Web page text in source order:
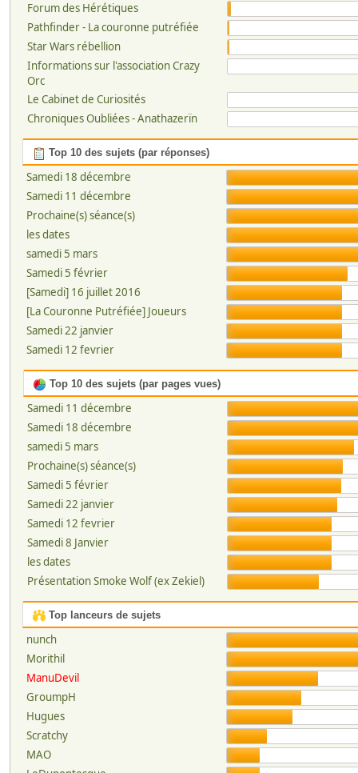
Forum des Hérétiques
Pathfinder - La couronne putréfiée
Star Wars rébellion
Informations sur l'association Crazy
Orc
Le Cabinet de Curiosités
Chroniques Oubliées - Anathazerïn
Top 10 des sujets (par réponses)
Samedi 18 décembre
Samedi 11 décembre
Prochaine(s) séance(s)
les dates
samedi 5 mars
Samedi 5 février
[Samedi] 16 juillet 2016
[La Couronne Putréfiée] Joueurs
Samedi 22 janvier
Samedi 12 fevrier
Top 10 des sujets (par pages vues)
Samedi 11 décembre
Samedi 18 décembre
samedi 5 mars
Prochaine(s) séance(s)
Samedi 5 février
Samedi 22 janvier
Samedi 12 fevrier
Samedi 8 Janvier
les dates
Présentation Smoke Wolf (ex Zekiel)
Top lanceurs de sujets
nunch
Morithil
ManuDevil
GroumpH
Hugues
Scratchy
MAO